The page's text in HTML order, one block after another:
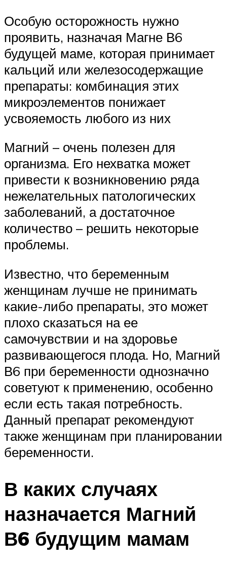
Особую осторожность нужно
проявить, назначая Магне В6
будущей маме, которая принимает
кальций или железосодержащие
препараты: комбинация этих
микроэлементов понижает
усвояемость любого из них
Магний – очень полезен для
организма. Его нехватка может
привести к возникновению ряда
нежелательных патологических
заболеваний, а достаточное
количество – решить некоторые
проблемы.
Известно, что беременным
женщинам лучше не принимать
какие-либо препараты, это может
плохо сказаться на ее
самочувствии и на здоровье
развивающегося плода. Но, Магний
В6 при беременности однозначно
советуют к применению, особенно
если есть такая потребность.
Данный препарат рекомендуют
также женщинам при планировании
беременности.
В каких случаях
назначается Магний
В6 будущим мамам